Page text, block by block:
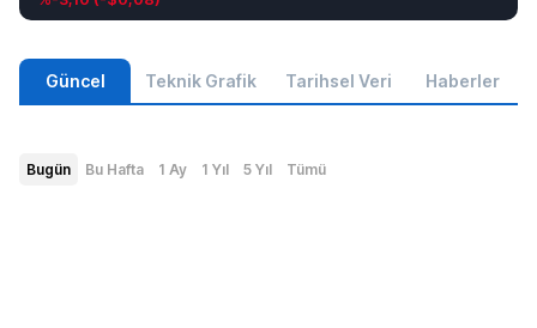
Güncel Teknik Grafik Tarihsel Veri Haberler
Bugün Bu Hafta 1 Ay 1 Yıl 5 Yıl Tümü